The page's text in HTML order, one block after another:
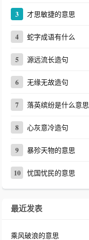
3 才思敏捷的意思
4 蛇字成语有什么
5 源远流长造句
6 无缘无故造句
7 落英缤纷是什么意思
8 心灰意冷造句
9 暴殄天物的意思
10 忧国忧民的意思
最近发表
乘风破浪的意思